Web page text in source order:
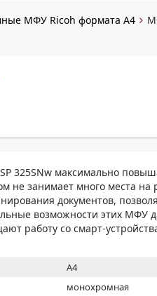
МФУ Ricoh формата А4
325SNw максимально
не занимает много места на
документов,
возможности этих МФУ
работу со смарт-
A4
монохромная